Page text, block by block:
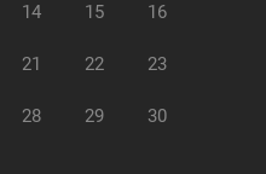
14 15 16
21 22 23
28 29 30